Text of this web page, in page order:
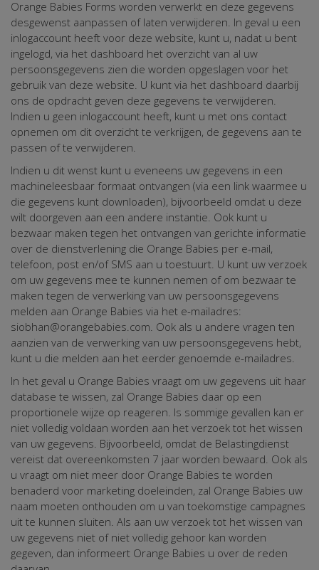
Orange Babies Forms worden verwerkt en deze gegevens
desgewenst aanpassen of laten verwijderen. In geval u een
inlogaccount heeft voor deze website, kunt u, nadat u bent
ingelogd, via het dashboard het overzicht van al uw
persoonsgegevens zien die worden opgeslagen voor het
gebruik van deze website. U kunt via het dashboard daarbij
ons de opdracht geven deze gegevens te verwijderen.
Indien u geen inlogaccount heeft, kunt u met ons contact
opnemen om dit overzicht te verkrijgen, de gegevens aan te
passen of te verwijderen.
Indien u dit wenst kunt u eveneens uw gegevens in een
machineleesbaar formaat ontvangen (via een link waarmee u
die gegevens kunt downloaden), bijvoorbeeld omdat u deze
wilt doorgeven aan een andere instantie. Ook kunt u
bezwaar maken tegen het ontvangen van gerichte informatie
over de dienstverlening die Orange Babies per e-mail,
telefoon, post en/of SMS aan u toestuurt. U kunt uw verzoek
om uw gegevens mee te kunnen nemen of om bezwaar te
maken tegen de verwerking van uw persoonsgegevens
melden aan Orange Babies via het e-mailadres:
siobhan@orangebabies.com. Ook als u andere vragen ten
aanzien van de verwerking van uw persoonsgegevens hebt,
kunt u die melden aan het eerder genoemde e-mailadres.
In het geval u Orange Babies vraagt om uw gegevens uit haar
database te wissen, zal Orange Babies daar op een
proportionele wijze op reageren. Is sommige gevallen kan er
niet volledig voldaan worden aan het verzoek tot het wissen
van uw gegevens. Bijvoorbeeld, omdat de Belastingdienst
vereist dat overeenkomsten 7 jaar worden bewaard. Ook als
u vraagt om niet meer door Orange Babies te worden
benaderd voor marketing doeleinden, zal Orange Babies uw
naam moeten onthouden om u van toekomstige campagnes
uit te kunnen sluiten. Als aan uw verzoek tot het wissen van
uw gegevens niet of niet volledig gehoor kan worden
gegeven, dan informeert Orange Babies u over de reden